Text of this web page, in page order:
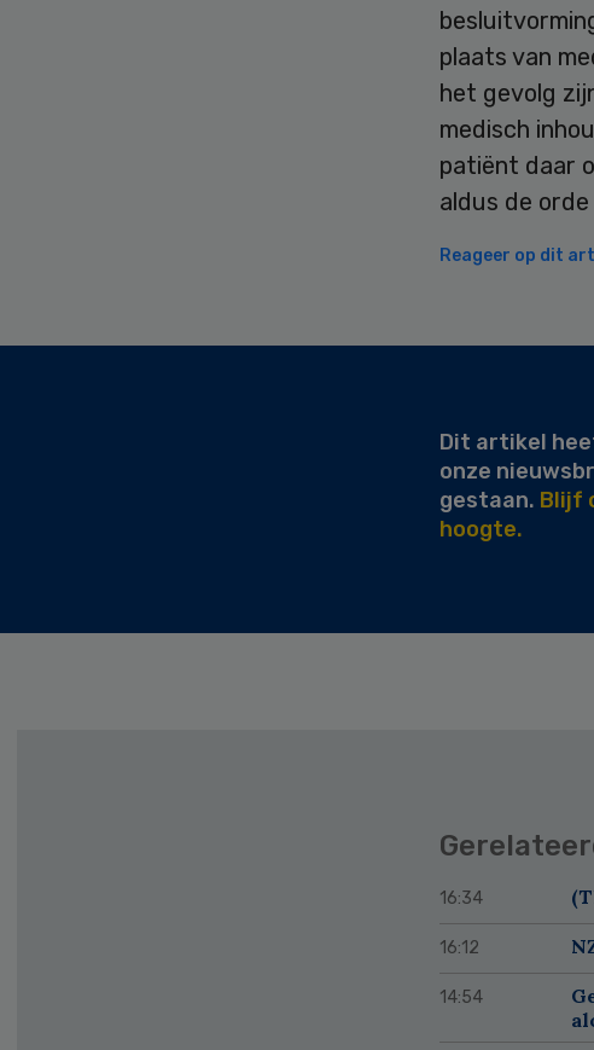
plaats van
het gevolg
medisch
patiënt daar
aldus de
Reageer op dit
Secondary
Dit artikel
onze
gestaan. Blijf
hoogte.
16:34
16:12
14:54